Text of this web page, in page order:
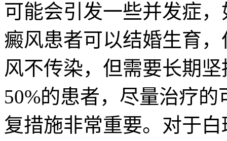
可能会引发一些并发症
癜风患者可以结婚生育
风不传染，但需要长期
50%的患者，尽量治疗
复措施非常重要。对于